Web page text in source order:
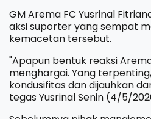
GM Arema FC Yusrinal
aksi suporter yang sempat
kemacetan tersebut.
"Apapun bentuk reaksi
menghargai. Yang
kondusifitas dan dijauhkan
tegas Yusrinal Senin (4/5/